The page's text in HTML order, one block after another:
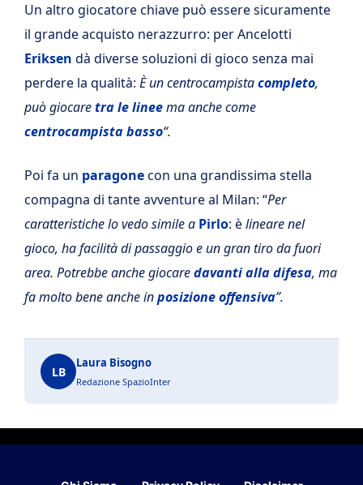
Un altro giocatore chiave può essere sicuramente
il grande acquisto nerazzurro: per Ancelotti
Eriksen dà diverse soluzioni di gioco senza mai
perdere la qualità: È un centrocampistacompleto,
può giocaretra le lineema anche come
centrocampista basso“.
Poi fa un paragonecon una grandissima stella
compagna di tante avventure al Milan: “Per
caratteristiche lo vedo simile a Pirlo: èlineare nel
gioco, ha facilità di passaggio e un gran tiro da fuori
area. Potrebbe anche giocaredavanti alla difesa, ma
fa molto bene anche inposizione offensiva”.
LB
Laura Bisogno
Redazione SpazioInter